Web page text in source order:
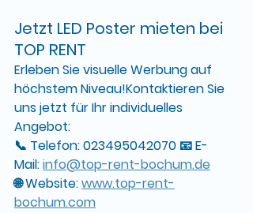
Jetzt LED Poster mieten bei
TOP RENT
Erleben Sie visuelle Werbung auf
höchstem Niveau!Kontaktieren Sie
uns jetzt für Ihr individuelles
Angebot:
📞 Telefon: 023495042070 📧 E-
Mail:info@top-rent-bochum.de
🌐 Website:www.top-rent-
bochum.com